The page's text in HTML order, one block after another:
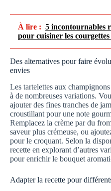
À lire : 5 incontournables
pour cuisiner les courgettes
Des alternatives pour faire
envies
Les tartelettes aux
à de nombreuses variations.
ajouter des fines tranches de
croustillant pour une note
Remplacez la crème par du
saveur plus crémeuse, ou
pour le croquant. Selon la
recette en explorant d’autres
pour enrichir le bouquet
Adapter la recette pour